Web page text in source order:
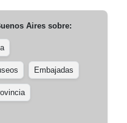
Aires sobre:
Embajadas